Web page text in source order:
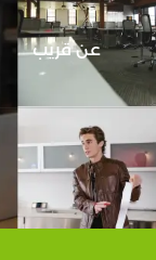
عن قريب